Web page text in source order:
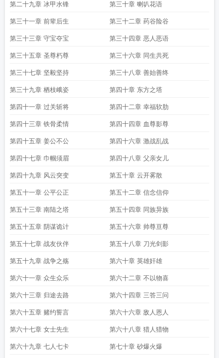
第二十九章 冰甲水锋 第三十章 喇叭花语
第三十一章 前辈后生 第三十二章 药谷险谷
第三十三章 守宝夺宝 第三十四章 恶人恶语
第三十五章 圣尊朽尊 第三十六章 同生共死
第三十七章 坚毅坚持 第三十八章 善始善终
第三十九章 栖枝峨姿 第四十章 东方之塔
第四十一章 过关斩将 第四十二章 幸福软肋
第四十三章 铁骨柔情 第四十四章 血尊影尊
第四十五章 姜公不公 第四十六章 激战乱战
第四十七章 巾帼须眉 第四十八章 父亲女儿
第四十九章 风云突变 第五十章 云开雾散
第五十一章 公平公正 第五十二章 信念信仰
第五十三章 南陆之塔 第五十四章 同族异族
第五十五章 阴谋诡计 第五十六章 帅尊亘尊
第五十七章 战友伙伴 第五十八章 刀光剑影
第五十九章 战争之殇 第六十章 英雄奸雄
第六十一章 众生众乐 第六十二章 不以物喜
第六十三章 归途去路 第六十四章 三答三问
第六十五章 赌约誓言 第六十六章 敌人恩人
第六十七章 女士先生 第六十八章 猎人猎物
第六十九章 七人七卡 第七十章 砂爆火爆